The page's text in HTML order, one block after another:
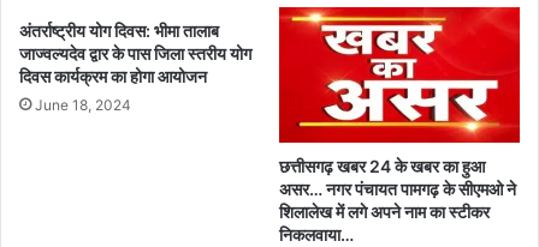
रो
पी
च
ढ़ा
“
आ
वा
स
अंतर्राष्ट्रीय योग दिवस: भीमा तालाब
जाज्वल्यदेव द्वार के पास जिला स्तरीय योग
दिवस कार्यक्रम का होगा आयोजन
June 18, 2024
छत्तीसगढ़ खबर 24 के खबर का हुआ
असर… नगर पंचायत पामगढ़ के सीएमओ ने
शिलालेख में लगे अपने नाम का स्टीकर
निकलवाया…